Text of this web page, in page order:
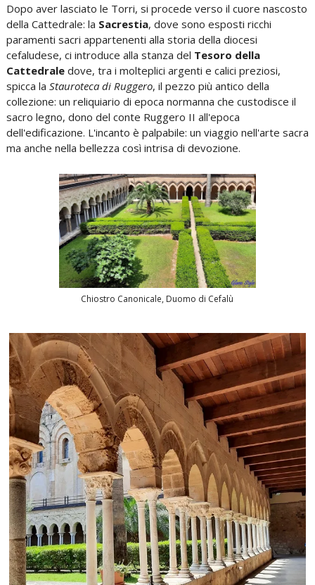
Dopo aver lasciato le Torri, si procede verso il cuore nascosto
della Cattedrale: la Sacrestia, dove sono esposti ricchi
paramenti sacri appartenenti alla storia della diocesi
cefaludese, ci introduce alla stanza del Tesoro della
Cattedraledove, tra i molteplici argenti e calici preziosi,
spicca la Stauroteca di Ruggero, il pezzo più antico della
collezione: un reliquiario di epoca normanna che custodisce il
sacro legno, dono del conte Ruggero II all'epoca
dell'edificazione. L'incanto è palpabile: un viaggio nell'arte sacra
ma anche nella bellezza così intrisa di devozione.
Chiostro Canonicale, Duomo di Cefalù